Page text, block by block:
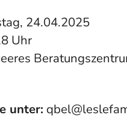
24.04.2025
Uhr
unter: